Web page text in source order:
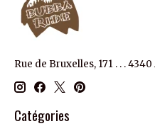
Rue de Bruxelles, 171 . . .
Catégories